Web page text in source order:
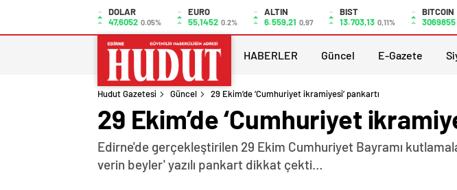
DOLAR
47,6052 0.05%
EURO
55,1452 0.2%
ALTIN
6.559,21 0,97
BIST
13.703,13 0,11%
BITCOIN
3069855
HABERLER Güncel E-Gazete
Hudut Gazetesi Güncel 29 Ekim’de ‘Cumhuriyet ikramiyesi’ pankartı
29 Ekim’de ‘Cumhuriyet
Edirne'de gerçekleştirilen 29 Ekim Cumhuriyet Bayramı
verin beyler' yazılı pankart dikkat çekti…